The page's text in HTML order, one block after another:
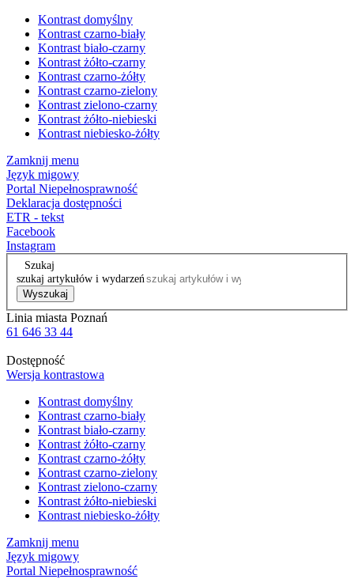
Kontrast domyślny
Kontrast czarno-biały
Kontrast biało-czarny
Kontrast żółto-czarny
Kontrast czarno-żółty
Kontrast czarno-zielony
Kontrast zielono-czarny
Kontrast żółto-niebieski
Kontrast niebiesko-żółty
Zamknij menu
Język migowy
Portal Niepełnosprawność
Deklaracja dostępności
ETR - tekst
Facebook
Instagram
Szukaj
szukaj artykułów i wydarzeń
Wyszukaj
Linia miasta Poznań
61 646 33 44
Dostępność
Wersja kontrastowa
Kontrast domyślny
Kontrast czarno-biały
Kontrast biało-czarny
Kontrast żółto-czarny
Kontrast czarno-żółty
Kontrast czarno-zielony
Kontrast zielono-czarny
Kontrast żółto-niebieski
Kontrast niebiesko-żółty
Zamknij menu
Język migowy
Portal Niepełnosprawność